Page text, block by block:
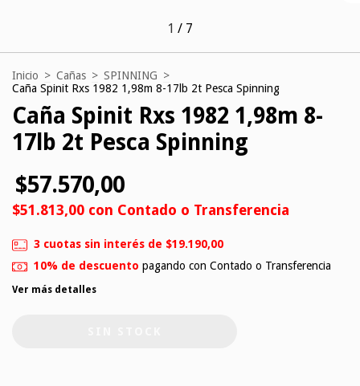
1 / 7
Inicio > Cañas > SPINNING >
Caña Spinit Rxs 1982 1,98m 8-17lb 2t Pesca Spinning
Caña Spinit Rxs 1982 1,98m 8-
17lb 2t Pesca Spinning
$57.570,00
$51.813,00 con Contado o Transferencia
3 cuotas sin interés de $19.190,00
10% de descuento pagando con Contado o Transferencia
Ver más detalles